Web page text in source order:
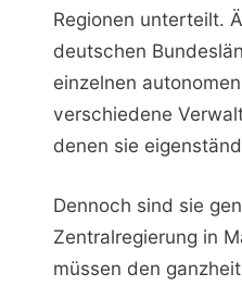
Regionen unterteilt.
deutschen
einzelnen
verschiedene
denen sie
Dennoch sind sie
Zentralregierung in
müssen den